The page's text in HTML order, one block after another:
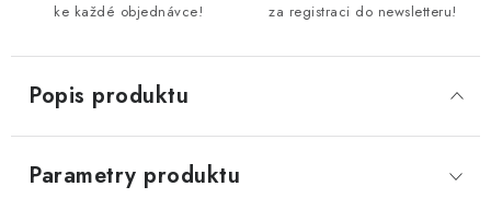
ke každé objednávce! za registraci do newsletteru!
Popis produktu
Parametry produktu